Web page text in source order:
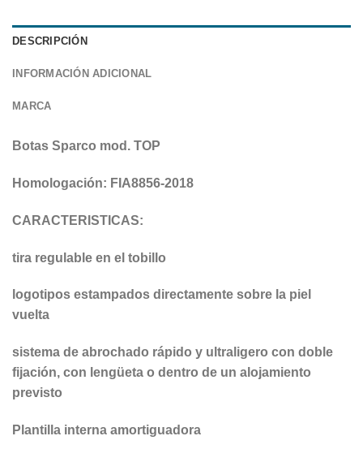
DESCRIPCIÓN
INFORMACIÓN ADICIONAL
MARCA
Botas Sparco mod. TOP
Homologación: FIA8856-2018
CARACTERISTICAS:
tira regulable en el tobillo
logotipos estampados directamente sobre la piel
vuelta
sistema de abrochado rápido y ultraligero con doble
fijación, con lengüeta o dentro de un alojamiento
previsto
Plantilla interna amortiguadora